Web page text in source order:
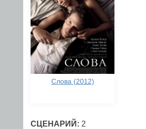
Слова (2012)
СЦЕНАРИЙ: 2